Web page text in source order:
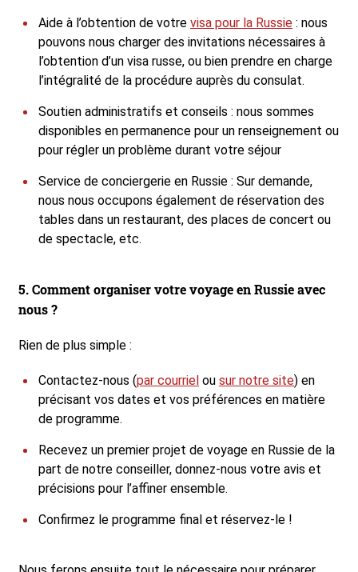
Aide à l’obtention de votre visa pour la Russie : nous
pouvons nous charger des invitations nécessaires à
l’obtention d’un visa russe, ou bien prendre en charge
l’intégralité de la procédure auprès du consulat.
Soutien administratifs et conseils : nous sommes
disponibles en permanence pour un renseignement ou
pour régler un problème durant votre séjour
Service de conciergerie en Russie : Sur demande,
nous nous occupons également de réservation des
tables dans un restaurant, des places de concert ou
de spectacle, etc.
5. Comment organiser votre voyage en Russie avec
nous ?
Rien de plus simple :
Contactez-nous (par courriel ou sur notre site) en
précisant vos dates et vos préférences en matière
de programme.
Recevez un premier projet de voyage en Russie de la
part de notre conseiller, donnez-nous votre avis et
précisions pour l’affiner ensemble.
Confirmez le programme final et réservez-le !